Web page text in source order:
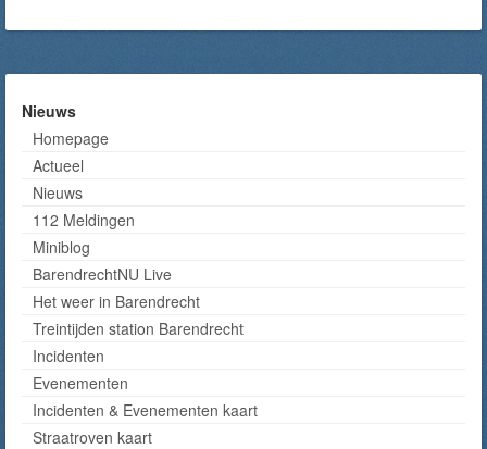
Nieuws
Homepage
Actueel
Nieuws
112 Meldingen
Miniblog
BarendrechtNU Live
Het weer in Barendrecht
Treintijden station Barendrecht
Incidenten
Evenementen
Incidenten & Evenementen kaart
Straatroven kaart